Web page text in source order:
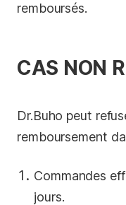
remboursés.
CAS NON
Dr.Buho peut
remboursement
Commandes
jours.